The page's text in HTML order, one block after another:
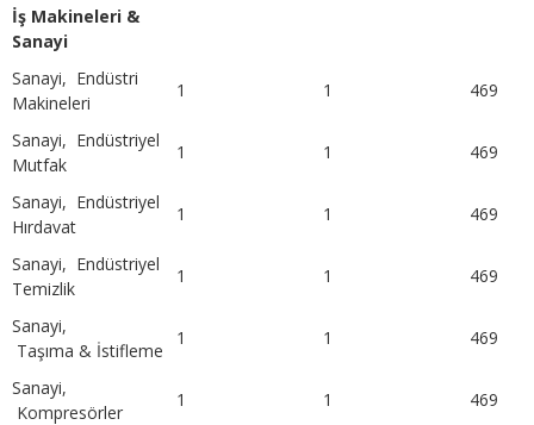
İş Makineleri &
Sanayi
Sanayi, Endüstri
Makineleri
1 1 469
Sanayi, Endüstriyel
Mutfak
1 1 469
Sanayi, Endüstriyel
Hırdavat
1 1 469
Sanayi, Endüstriyel
Temizlik
1 1 469
Sanayi,
Taşıma & İstifleme
1 1 469
Sanayi,
Kompresörler
1 1 469